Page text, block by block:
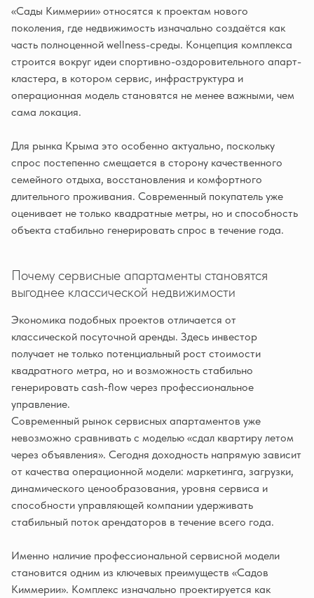
«Сады Киммерии» относятся к проектам нового
поколения, где недвижимость изначально создаётся как
часть полноценной wellness-среды. Концепция комплекса
строится вокруг идеи спортивно-оздоровительного апарт-
кластера, в котором сервис, инфраструктура и
операционная модель становятся не менее важными, чем
сама локация.
Для рынка Крыма это особенно актуально, поскольку
спрос постепенно смещается в сторону качественного
семейного отдыха, восстановления и комфортного
длительного проживания. Современный покупатель уже
оценивает не только квадратные метры, но и способность
объекта стабильно генерировать спрос в течение года.
Почему сервисные апартаменты становятся
выгоднее классической недвижимости
Экономика подобных проектов отличается от
классической посуточной аренды. Здесь инвестор
получает не только потенциальный рост стоимости
квадратного метра, но и возможность стабильно
генерировать cash-flow через профессиональное
управление.
Современный рынок сервисных апартаментов уже
невозможно сравнивать с моделью «сдал квартиру летом
через объявления». Сегодня доходность напрямую зависит
от качества операционной модели: маркетинга, загрузки,
динамического ценообразования, уровня сервиса и
способности управляющей компании удерживать
стабильный поток арендаторов в течение всего года.
Именно наличие профессиональной сервисной модели
становится одним из ключевых преимуществ «Садов
Киммерии». Комплекс изначально проектируется как